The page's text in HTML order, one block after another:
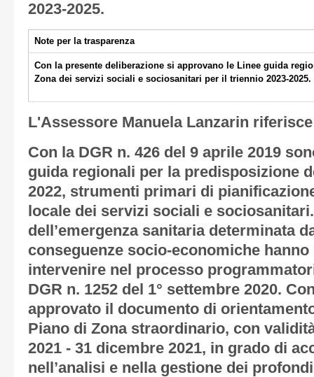
2023-2025.
Note per la trasparenza
Con la presente deliberazione si approvano le Linee guida
Zona dei servizi sociali e sociosanitari per il triennio 2023-2025.
L'Assessore Manuela Lanzarin
Con la DGR n. 426 del 9 aprile 2019
guida regionali per la predisposizione
2022, strumenti primari di
locale dei servizi sociali e
dell’emergenza sanitaria determinata
conseguenze socio-economiche
intervenire nel processo
DGR n. 1252 del 1° settembre 2020.
approvato il documento di
Piano di Zona straordinario, con
2021 - 31 dicembre 2021, in grado di
nell’analisi e nella gestione dei